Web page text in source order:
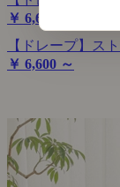
【ドレープ】ス
￥ 6,600 ～
￥ 6,600 ～